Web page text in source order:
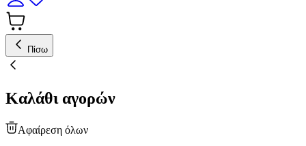
Πίσω
Καλάθι αγορών
Αφαίρεση όλων